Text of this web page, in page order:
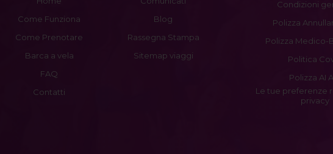
Come Funziona
Come Prenotare
Barca a vela
FAQ
Contatti
Blog
Rassegna Stampa
Sitemap viaggi
Condizioni
Polizza
Polizza Medico-
Politica
Polizza AI
Le tue preferenze
privacy